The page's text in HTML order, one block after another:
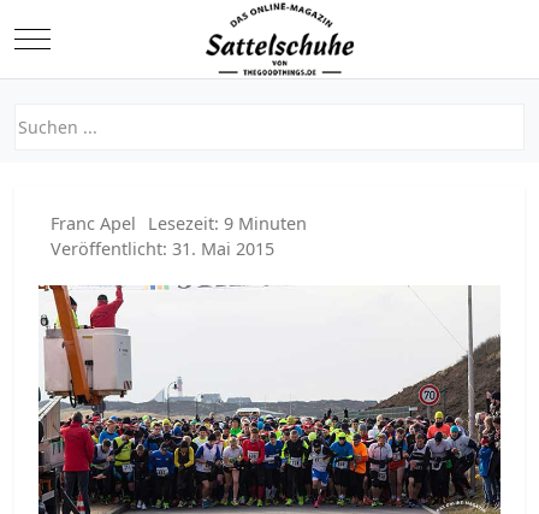
Mobile Menu Toggle
Franc Apel
Lesezeit: 9 Minuten
Veröffentlicht: 31. Mai 2015